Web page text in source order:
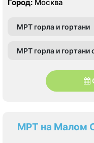
Чертаново,
Старокачаловская,
Город: Москва
МРТ горла и гортани
МРТ горла и гортани
МРТ на Малом